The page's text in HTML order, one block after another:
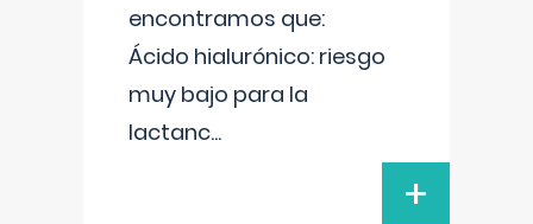
encontramos que:
Ácido hialurónico: riesgo
muy bajo para la
lactanc...
+